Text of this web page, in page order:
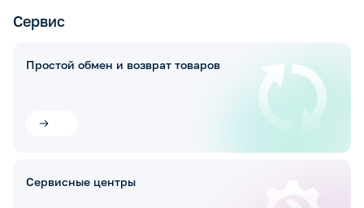
Сервис
Простой обмен и возврат товаров
Сервисные центры